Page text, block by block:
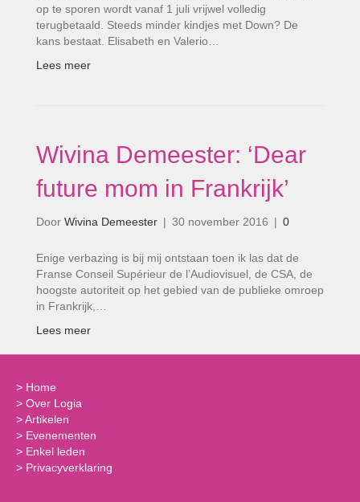
op te sporen wordt vanaf 1 juli vrijwel volledig
terugbetaald. Steeds minder kindjes met Down? De
kans bestaat. Elisabeth en Valerio…
Lees meer
Wivina Demeester: ‘Dear
future mom in Frankrijk’
Door Wivina Demeester | 30 november 2016 | 0
Enige verbazing is bij mij ontstaan toen ik las dat de
Franse Conseil Supérieur de l’Audiovisuel, de CSA, de
hoogste autoriteit op het gebied van de publieke omroep
in Frankrijk,…
Lees meer
> Home
> Over Logia
>Artikelen
> Evenementen
> Enkel leden
> Privacyverklaring